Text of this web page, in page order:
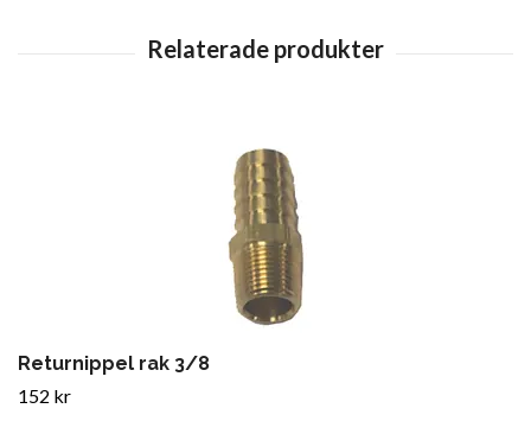
Returnippel rak 3/8
152 kr